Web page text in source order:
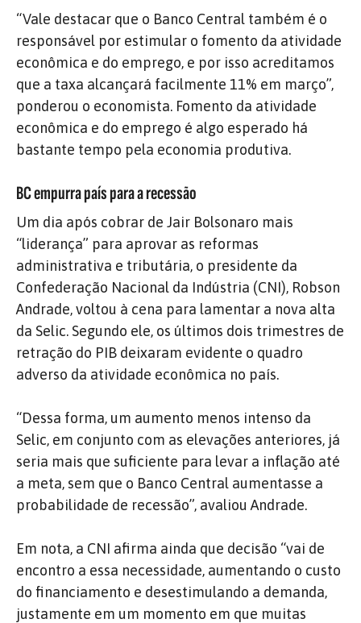
“Vale destacar que o Banco Central também é o
responsável por estimular o fomento da atividade
econômica e do emprego, e por isso acreditamos
que a taxa alcançará facilmente 11% em março”,
ponderou o economista. Fomento da atividade
econômica e do emprego é algo esperado há
bastante tempo pela economia produtiva.
BC empurra país para a recessão
Um dia após cobrar de Jair Bolsonaro mais
“liderança” para aprovar as reformas
administrativa e tributária, o presidente da
Confederação Nacional da Indústria (CNI), Robson
Andrade, voltou à cena para lamentar a nova alta
da Selic. Segundo ele, os últimos dois trimestres de
retração do PIB deixaram evidente o quadro
adverso da atividade econômica no país.
“Dessa forma, um aumento menos intenso da
Selic, em conjunto com as elevações anteriores, já
seria mais que suficiente para levar a inflação até
a meta, sem que o Banco Central aumentasse a
probabilidade de recessão”, avaliou Andrade.
Em nota, a CNI afirma ainda que decisão “vai de
encontro a essa necessidade, aumentando o custo
do financiamento e desestimulando a demanda,
justamente em um momento em que muitas